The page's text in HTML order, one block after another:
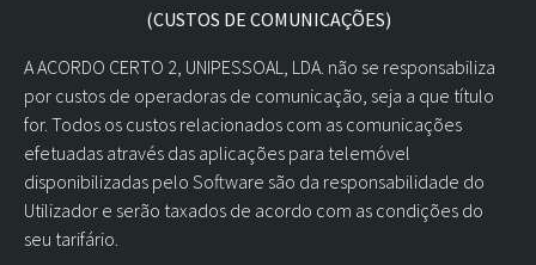
(CUSTOS DE COMUNICAÇÕES)
A ACORDO CERTO 2, UNIPESSOAL, LDA. não se responsabiliza
por custos de operadoras de comunicação, seja a que título
for. Todos os custos relacionados com as comunicações
efetuadas através das aplicações para telemóvel
disponibilizadas pelo Software são da responsabilidade do
Utilizador e serão taxados de acordo com as condições do
seu tarifário.